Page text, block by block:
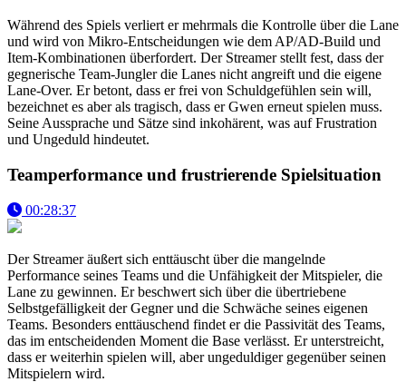
Während des Spiels verliert er mehrmals die Kontrolle über die Lane
und wird von Mikro-Entscheidungen wie dem AP/AD-Build und
Item-Kombinationen überfordert. Der Streamer stellt fest, dass der
gegnerische Team-Jungler die Lanes nicht angreift und die eigene
Lane-Over. Er betont, dass er frei von Schuldgefühlen sein will,
bezeichnet es aber als tragisch, dass er Gwen erneut spielen muss.
Seine Aussprache und Sätze sind inkohärent, was auf Frustration
und Ungeduld hindeutet.
Teamperformance und frustrierende Spielsituation
00:28:37
Der Streamer äußert sich enttäuscht über die mangelnde
Performance seines Teams und die Unfähigkeit der Mitspieler, die
Lane zu gewinnen. Er beschwert sich über die übertriebene
Selbstgefälligkeit der Gegner und die Schwäche seines eigenen
Teams. Besonders enttäuschend findet er die Passivität des Teams,
das im entscheidenden Moment die Base verlässt. Er unterstreicht,
dass er weiterhin spielen will, aber ungeduldiger gegenüber seinen
Mitspielern wird.